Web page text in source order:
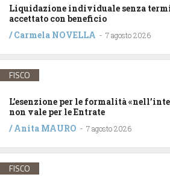
Liquidazione individuale senza
accettato con beneficio
/Carmela NOVELLA - 7 agosto 2026
FISCO
L’esenzione per le formalità
non vale per le Entrate
/Anita MAURO - 7 agosto 2026
FISCO